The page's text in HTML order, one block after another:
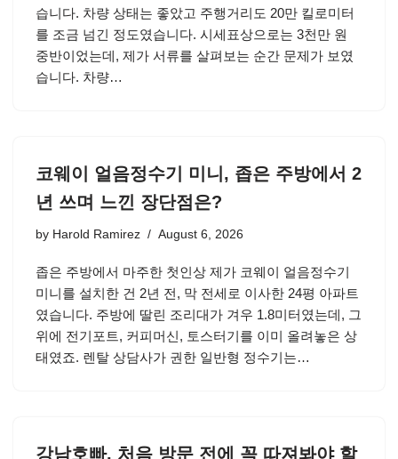
습니다. 차량 상태는 좋았고 주행거리도 20만 킬로미터
를 조금 넘긴 정도였습니다. 시세표상으로는 3천만 원
중반이었는데, 제가 서류를 살펴보는 순간 문제가 보였
습니다. 차량…
코웨이 얼음정수기 미니, 좁은 주방에서 2
년 쓰며 느낀 장단점은?
by Harold Ramirez August 6, 2026
좁은 주방에서 마주한 첫인상 제가 코웨이 얼음정수기
미니를 설치한 건 2년 전, 막 전세로 이사한 24평 아파트
였습니다. 주방에 딸린 조리대가 겨우 1.8미터였는데, 그
위에 전기포트, 커피머신, 토스터기를 이미 올려놓은 상
태였죠. 렌탈 상담사가 권한 일반형 정수기는…
강남호빠, 처음 방문 전에 꼭 따져봐야 할